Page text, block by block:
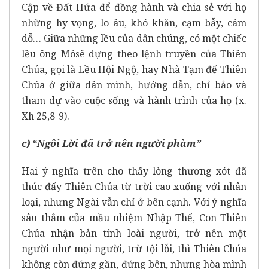
Cập về Đất Hứa để đồng hành và chia sẻ với họ
những hy vọng, lo âu, khó khăn, cạm bẫy, cám
dỗ… Giữa những lều của dân chúng, có một chiếc
lều ông Môsê dựng theo lệnh truyền của Thiên
Chúa, gọi là Lều Hội Ngộ, hay Nhà Tạm để Thiên
Chúa ở giữa dân mình, hướng dẫn, chỉ bảo và
tham dự vào cuộc sống và hành trình của họ (x.
Xh 25,8-9).
c) “Ngôi Lời đã trở nên người phàm”
Hai ý nghĩa trên cho thấy lòng thương xót đã
thúc đẩy Thiên Chúa từ trời cao xuống với nhân
loại, nhưng Ngài vẫn chỉ ở bên cạnh. Với ý nghĩa
sâu thẳm của mầu nhiệm Nhập Thể, Con Thiên
Chúa nhận bản tính loài người, trở nên một
người như mọi người, trừ tội lỗi, thì Thiên Chúa
không còn đứng gần, đứng bên, nhưng hòa mình